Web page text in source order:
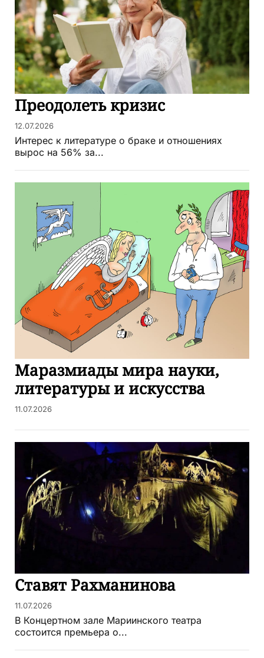
Преодолеть кризис
12.07.2026
Интерес к литературе о браке и отношениях
вырос на 56% за...
Маразмиады мира науки,
литературы и искусства
11.07.2026
Ставят Рахманинова
11.07.2026
В Концертном зале Мариинского театра
состоится премьера о...